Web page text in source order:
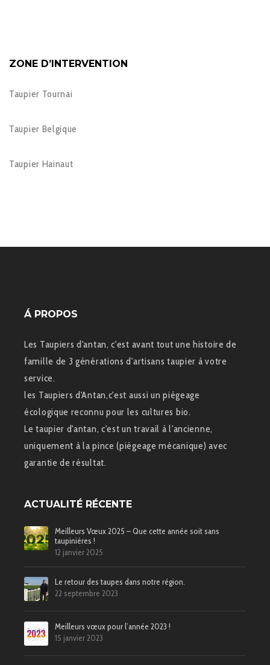
ZONE D’INTERVENTION
Taupier Tournai
Taupier Belgique
Taupier Hainaut
Á PROPOS
Les Taupiers d'antan, c'est avant tout une histoire de
famille de 3 générations d'artisans taupier à votre
service.
les Taupiers d'Antan,c'est aussi un piégeage
écologique reconnu pour les cultures bio.
Le taupier d'antan, c'est un travail à l'ancienne,
uniquement à la pince (piégeage mécanique) avec
garantie de résultat.
ACTUALITÉ RÉCENTE
Meilleurs Vœux 2025 – Que cette année soit sans
taupinières !
12 janvier 2025
Le retour des taupes dans notre région.
22 septembre 2023
Meilleurs vœux pour l’année 2023 !
15 janvier 2023